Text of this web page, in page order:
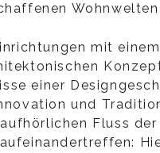
mit
einer
und
Fluss
aufeinandertreffen: